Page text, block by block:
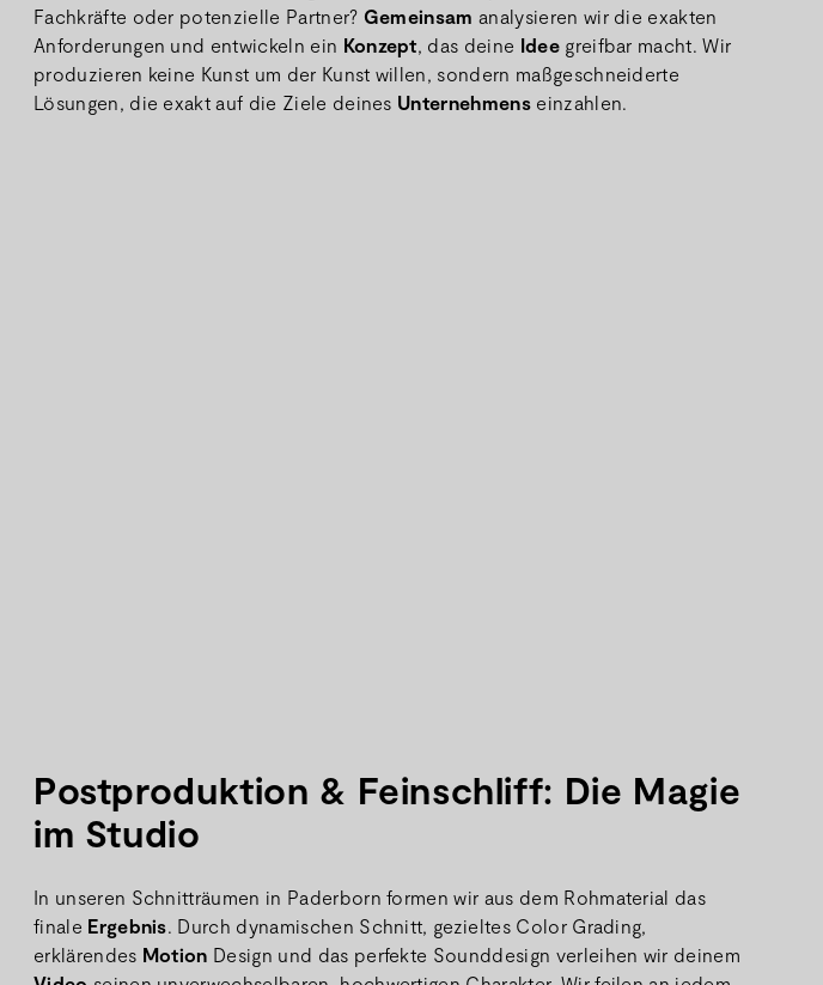
Fachkräfte oder potenzielle Partner? Gemeinsam analysieren wir die exakten
Anforderungen und entwickeln ein Konzept, das deine Ideegreifbar macht. Wir
produzieren keine Kunst um der Kunst willen, sondern maßgeschneiderte
Lösungen, die exakt auf die Ziele deines Unternehmenseinzahlen.
Postproduktion & Feinschliff: Die Magie
im Studio
In unseren Schnitträumen in Paderborn formen wir aus dem Rohmaterial das
finale Ergebnis. Durch dynamischen Schnitt, gezieltes Color Grading,
erklärendes Motion Design und das perfekte Sounddesign verleihen wir deinem